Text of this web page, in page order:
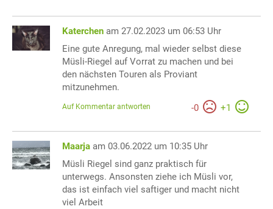
Katerchen am 27.02.2023 um 06:53 Uhr
Eine gute Anregung, mal wieder selbst diese
Müsli-Riegel auf Vorrat zu machen und bei
den nächsten Touren als Proviant
mitzunehmen.
-0 +1
Auf Kommentar antworten
Maarja am 03.06.2022 um 10:35 Uhr
Müsli Riegel sind ganz praktisch für
unterwegs. Ansonsten ziehe ich Müsli vor,
das ist einfach viel saftiger und macht nicht
viel Arbeit